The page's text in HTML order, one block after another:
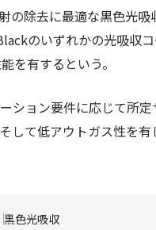
の除去に最適な黒色光
のいずれかの光吸収
を有するという。
ョン要件に応じて所定
して低アウトガス性を
黒色光吸収